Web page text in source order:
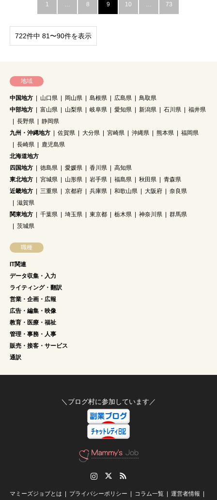
1 … 8 9 10 … 73
722件中 81〜90件を表示
地域
中国地方 山口県 岡山県 島根県 広島県
鳥取県
中部地方
富山県 山梨県 岐阜県 愛知県 新潟県 石川県
福井県
長野県
静岡県
九州・沖縄地方
佐賀県 大分県 宮崎県 沖縄県 熊本県
福岡県
長崎県
鹿児島県
北海道地方
四国地方
徳島県 愛媛県 香川県
高知県
東北地方
宮城県 山形県 岩手県 福島県 秋田県
青森県
近畿地方
三重県 京都府 兵庫県 和歌山県 大阪府
奈良県
滋賀県
関東地方
千葉県 埼玉県 東京都 栃木県 神奈川県
群馬県
茨城県
職種
IT関連
データ収集・入力
ライティング・翻訳
営業・企画・広報
広告・編集・映像
教育・医療・福祉
管理・事務・人事
販売・接客・サービス
通訳
＼ブログ村に参加しています／
マミーズジョブとは プライバシーポリシー コラム一覧 運営者情報